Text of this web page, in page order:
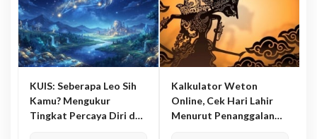
KUIS: Seberapa Leo Sih
Kamu? Mengukur
Tingkat Percaya Diri dan
Kalkulator Weton
Online, Cek Hari Lahir
Menurut Penanggalan